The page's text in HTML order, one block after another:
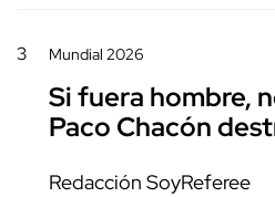
3 Mundial 2026
Si fuera hombre,
Paco Chacón
Redacción SoyReferee